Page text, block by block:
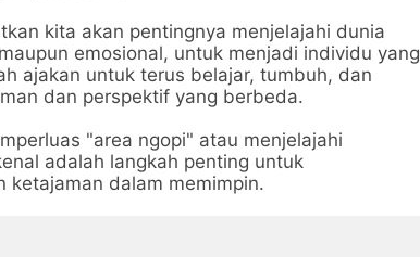
kita akan pentingnya menjelajahi dunia
emosional, untuk menjadi individu yang
ajakan untuk terus belajar, tumbuh, dan
dan perspektif yang berbeda.
"area ngopi" atau menjelajahi
adalah langkah penting untuk
ketajaman dalam memimpin.